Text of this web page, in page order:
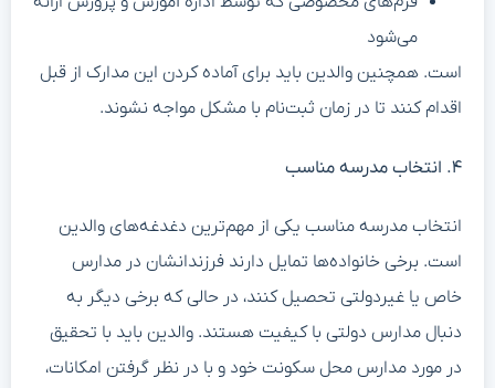
می‌شود
است. همچنین والدین باید برای آماده کردن این مدارک از قبل
اقدام کنند تا در زمان ثبت‌نام با مشکل مواجه نشوند.
۴. انتخاب مدرسه مناسب
انتخاب مدرسه مناسب یکی از مهم‌ترین دغدغه‌های والدین
است. برخی خانواده‌ها تمایل دارند فرزندانشان در مدارس
خاص یا غیردولتی تحصیل کنند، در حالی که برخی دیگر به
دنبال مدارس دولتی با کیفیت هستند. والدین باید با تحقیق
در مورد مدارس محل سکونت خود و با در نظر گرفتن امکانات،